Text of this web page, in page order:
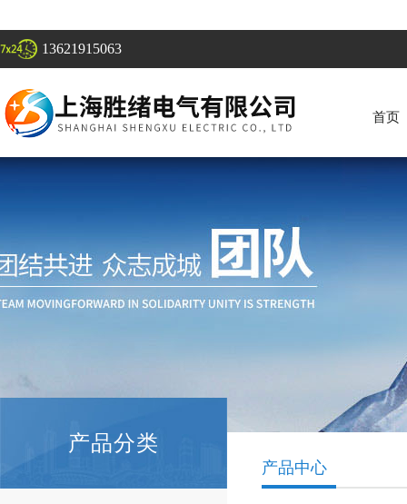
13621915063
首页
产品分类
产品中心